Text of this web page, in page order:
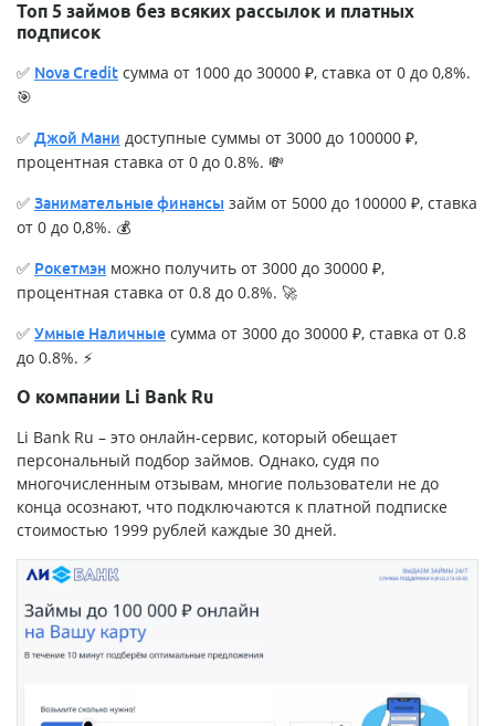
Топ 5 займов без всяких рассылок и платных
подписок
✅ Nova Credit сумма от 1000 до 30000 ₽, ставка от 0 до 0,8%.
🎯
✅ Джой Мани доступные суммы от 3000 до 100000 ₽,
процентная ставка от 0 до 0.8%. 💸
✅ Занимательные финансы займ от 5000 до 100000 ₽, ставка
от 0 до 0,8%. 💰
✅ Рокетмэн можно получить от 3000 до 30000 ₽,
процентная ставка от 0.8 до 0.8%. 🚀
✅ Умные Наличные сумма от 3000 до 30000 ₽, ставка от 0.8
до 0.8%. ⚡
О компании Li Bank Ru
Li Bank Ru – это онлайн-сервис, который обещает
персональный подбор займов. Однако, судя по
многочисленным отзывам, многие пользователи не до
конца осознают, что подключаются к платной подписке
стоимостью 1999 рублей каждые 30 дней.